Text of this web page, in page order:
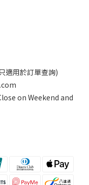
適用於訂單查詢)
on Weekend and